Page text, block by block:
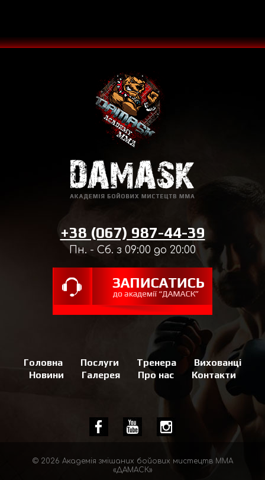
+38 (067) 987-44-39
Пн. - Сб. з 09:00 до 20:00
Головна Послуги Тренера
Вихованці
Новини
Галерея Про нас Контакти
© 2026 Академія змішаних бойових мистецтв MMA
«ДАМАСК»